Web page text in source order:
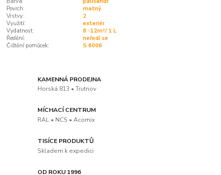
Povrch:
matný
Vrstvy:
2
Využití:
exteriér
Vydatnost:
8 -12m²/ 1 L
Ředění:
neředí se
Čištění pomůcek:
S 6006
KAMENNÁ PRODEJNA
Horská 813 • Trutnov
MÍCHACÍ CENTRUM
RAL • NCS • Acomix
TISÍCE PRODUKTŮ
Skladem k expedici
OD ROKU 1996